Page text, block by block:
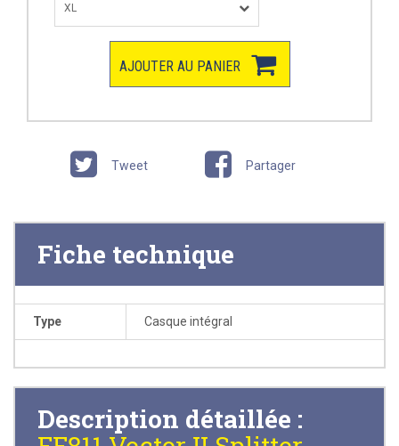
XL
AJOUTER AU PANIER
Tweet Partager
Fiche technique
Type Casque intégral
Description détaillée :